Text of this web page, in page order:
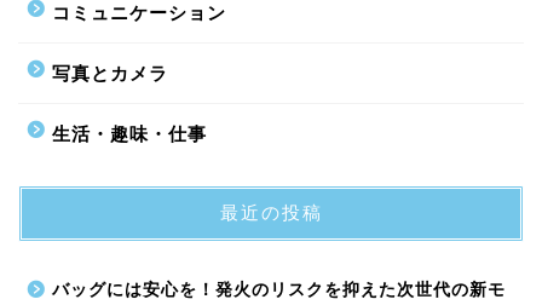
コミュニケーション
写真とカメラ
生活・趣味・仕事
最近の投稿
バッグには安心を！発火のリスクを抑えた次世代の新モ